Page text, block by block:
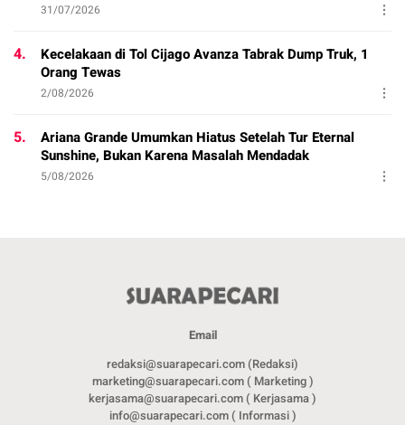
31/07/2026
4.
Kecelakaan di Tol Cijago Avanza Tabrak Dump Truk, 1
Orang Tewas
2/08/2026
5.
Ariana Grande Umumkan Hiatus Setelah Tur Eternal
Sunshine, Bukan Karena Masalah Mendadak
5/08/2026
Email
redaksi@suarapecari.com (Redaksi)
marketing@suarapecari.com ( Marketing )
kerjasama@suarapecari.com ( Kerjasama )
info@suarapecari.com ( Informasi )